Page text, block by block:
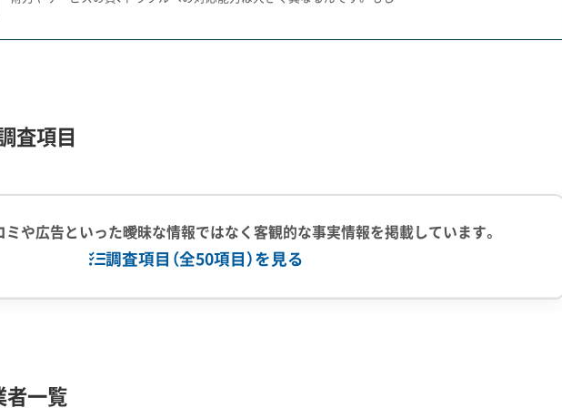
自然の川ではなく、江戸時代に旭川の氾濫水を逃がす目的で造られた人工の放水路で
洪水時だけ川になる「遊水地」として設計された歴史があります。
建てられません。
などは許可のハードルがさらに高くなります。「とりあえず更地にすれば売れるだろ
市計画課へ再建築できるかどうかを確認することが絶対条件です。
がある「特定空家等」の認定を受けた物件の除却や、避難道路沿いの危険なブロック
査項目
ミや広告といった曖昧な情報ではなく客観的な事実情報を掲載しています。
調査項目（全50項目）を見る
者一覧